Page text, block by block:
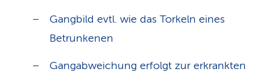
Gangbild evtl. wie das Torkeln eines
Betrunkenen
Gangabweichung erfolgt zur erkrankten